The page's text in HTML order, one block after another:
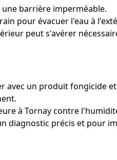
barrière imperméable.
pour évacuer l'eau à
peut s'avérer
avec un produit fongicide
à Tornay contre
diagnostic précis et pour